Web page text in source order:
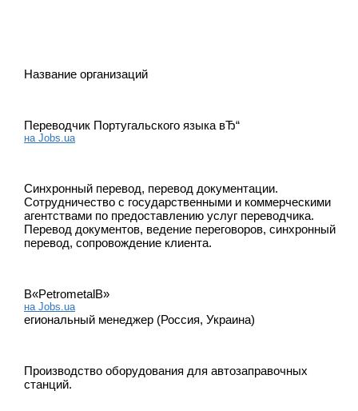
Название организаций
Переводчик Португальского языка вЂ“
на Jobs.ua
Синхронный перевод, перевод документации.
Сотрудничество с государственными и коммерческими
агентствами по предоставлению услуг переводчика.
Перевод документов, ведение переговоров, синхронный
перевод, сопровождение клиента.
В«PetrometalВ»
на Jobs.ua
егиональный менеджер (Россия, Украина)
Производство оборудования для автозаправочных
станций.